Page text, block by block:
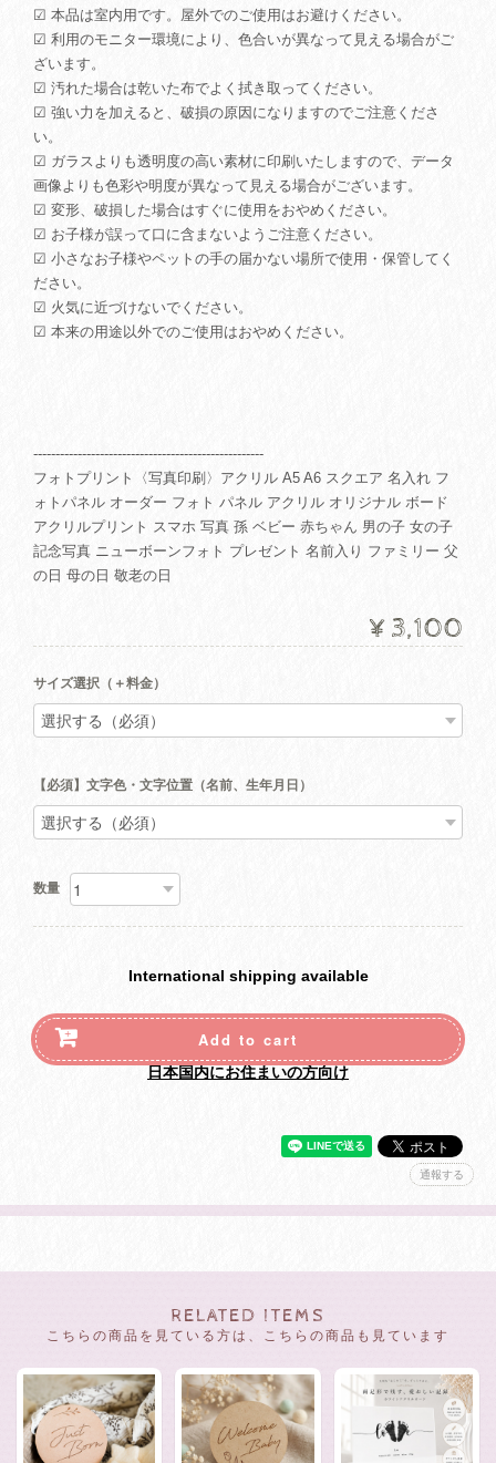
☑ 本品は室内用です。屋外でのご使用はお避けください。
☑ 利用のモニター環境により、色合いが異なって見える場合がご
ざいます。
☑ 汚れた場合は乾いた布でよく拭き取ってください。
☑ 強い力を加えると、破損の原因になりますのでご注意くださ
い。
☑ ガラスよりも透明度の高い素材に印刷いたしますので、データ
画像よりも色彩や明度が異なって見える場合がございます。
☑ 変形、破損した場合はすぐに使用をおやめください。
☑ お子様が誤って口に含まないようご注意ください。
☑ 小さなお子様やペットの手の届かない場所で使用・保管してく
ださい。
☑ 火気に近づけないでください。
☑ 本来の用途以外でのご使用はおやめください。
----------------------------------------------------
フォトプリント〈写真印刷〉アクリル A5 A6 スクエア 名入れ フ
ォトパネル オーダー フォト パネル アクリル オリジナル ボード
アクリルプリント スマホ 写真 孫 ベビー 赤ちゃん 男の子 女の子
記念写真 ニューボーンフォト プレゼント 名前入り ファミリー 父
の日 母の日 敬老の日
¥3,100
サイズ選択（＋料金）
【必須】文字色・文字位置（名前、生年月日）
数量
International shipping available
Add to cart
日本国内にお住まいの方向け
通報する
RELATED ITEMS
こちらの商品を見ている方は、こちらの商品も見ています